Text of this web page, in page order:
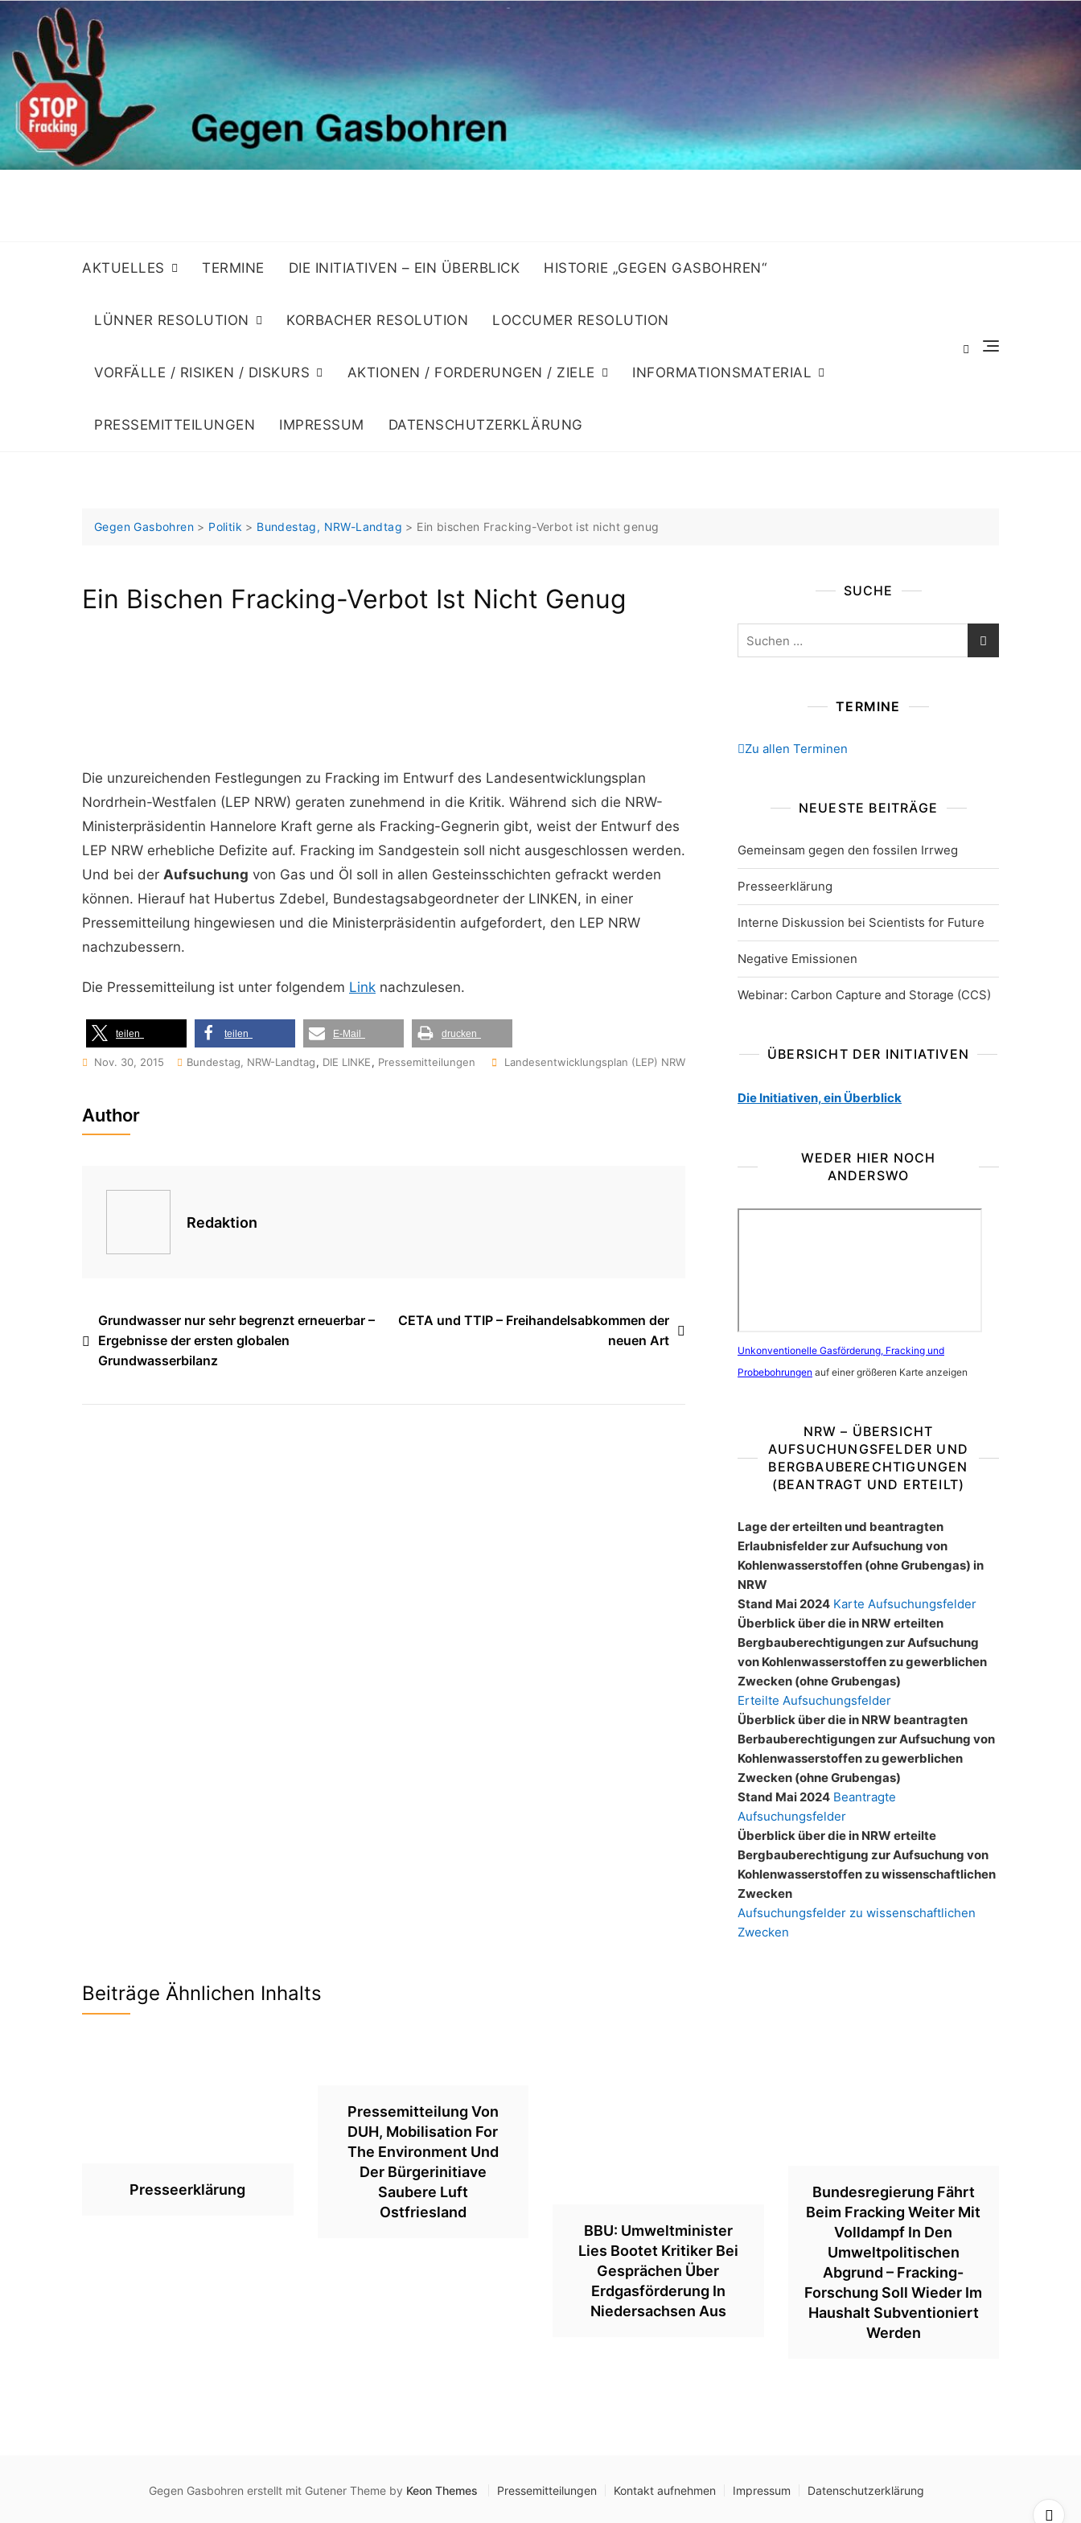
content
AKTUELLES TERMINE DIE INITIATIVEN – EIN ÜBERBLICK HISTORIE „GEGEN GASBOHREN“
LÜNNER RESOLUTION KORBACHER RESOLUTION LOCCUMER RESOLUTION
VORFÄLLE / RISIKEN / DISKURS AKTIONEN / FORDERUNGEN / ZIELE INFORMATIONSMATERIAL
PRESSEMITTEILUNGEN IMPRESSUM DATENSCHUTZERKLÄRUNG
Gegen Gasbohren > Politik > Bundestag, NRW-Landtag > Ein bischen Fracking-Verbot ist nicht genug
Ein Bischen Fracking-Verbot Ist Nicht Genug
Die unzureichenden Festlegungen zu Fracking im Entwurf des Landesentwicklungsplan
Nordrhein-Westfalen (LEP NRW) geraten zunehmend in die Kritik. Während sich die NRW-
Ministerpräsidentin Hannelore Kraft gerne als Fracking-Gegnerin gibt, weist der Entwurf des
LEP NRW erhebliche Defizite auf. Fracking im Sandgestein soll nicht ausgeschlossen werden.
Und bei der Aufsuchung von Gas und Öl soll in allen Gesteinsschichten gefrackt werden
können. Hierauf hat Hubertus Zdebel, Bundestagsabgeordneter der LINKEN, in einer
Pressemitteilung hingewiesen und die Ministerpräsidentin aufgefordert, den LEP NRW
nachzubessern.
Die Pressemitteilung ist unter folgendem Link nachzulesen.
teilen teilen E-Mail drucken
Nov. 30, 2015 Bundestag, NRW-Landtag, DIE LINKE, Pressemitteilungen Tags
Landesentwicklungsplan (LEP) NRW
Author
Redaktion
Beitragsnavigation
Grundwasser nur sehr begrenzt erneuerbar –
Ergebnisse der ersten globalen
Grundwasserbilanz
CETA und TTIP – Freihandelsabkommen der
neuen Art
SUCHE
TERMINE
Zu allen Terminen
NEUESTE BEITRÄGE
Gemeinsam gegen den fossilen Irrweg
Presseerklärung
Interne Diskussion bei Scientists for Future
Negative Emissionen
Webinar: Carbon Capture and Storage (CCS)
ÜBERSICHT DER INITIATIVEN
Die Initiativen, ein Überblick
WEDER HIER NOCH
ANDERSWO
Unkonventionelle Gasförderung, Fracking und
Probebohrungen auf einer größeren Karte anzeigen
NRW – ÜBERSICHT
AUFSUCHUNGSFELDER UND
BERGBAUBERECHTIGUNGEN
(BEANTRAGT UND ERTEILT)
Lage der erteilten und beantragten
Erlaubnisfelder zur Aufsuchung von
Kohlenwasserstoffen (ohne Grubengas) in
NRW
Stand Mai 2024 Karte Aufsuchungsfelder
Überblick über die in NRW erteilten
Bergbauberechtigungen zur Aufsuchung
von Kohlenwasserstoffen zu gewerblichen
Zwecken (ohne Grubengas)
Erteilte Aufsuchungsfelder
Überblick über die in NRW beantragten
Berbauberechtigungen zur Aufsuchung von
Kohlenwasserstoffen zu gewerblichen
Zwecken (ohne Grubengas)
Stand Mai 2024 Beantragte
Aufsuchungsfelder
Überblick über die in NRW erteilte
Bergbauberechtigung zur Aufsuchung von
Kohlenwasserstoffen zu wissenschaftlichen
Zwecken
Aufsuchungsfelder zu wissenschaftlichen
Zwecken
Beiträge Ähnlichen Inhalts
Presseerklärung
Pressemitteilung Von
DUH, Mobilisation For
The Environment Und
Der Bürgerinitiave
Saubere Luft
Ostfriesland
BBU: Umweltminister
Lies Bootet Kritiker Bei
Gesprächen Über
Erdgasförderung In
Niedersachsen Aus
Bundesregierung Fährt
Beim Fracking Weiter Mit
Volldampf In Den
Umweltpolitischen
Abgrund – Fracking-
Forschung Soll Wieder Im
Haushalt Subventioniert
Werden
Gegen Gasbohren erstellt mit Gutener Theme by Keon Themes Pressemitteilungen Kontakt aufnehmen Impressum Datenschutzerklärung